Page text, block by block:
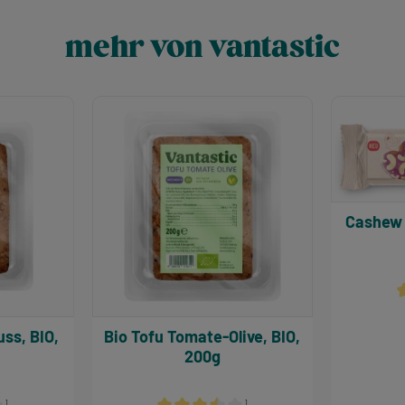
mehr von vantastic
BIO,
Bio Tofu Tomate-Olive, BIO,
200g